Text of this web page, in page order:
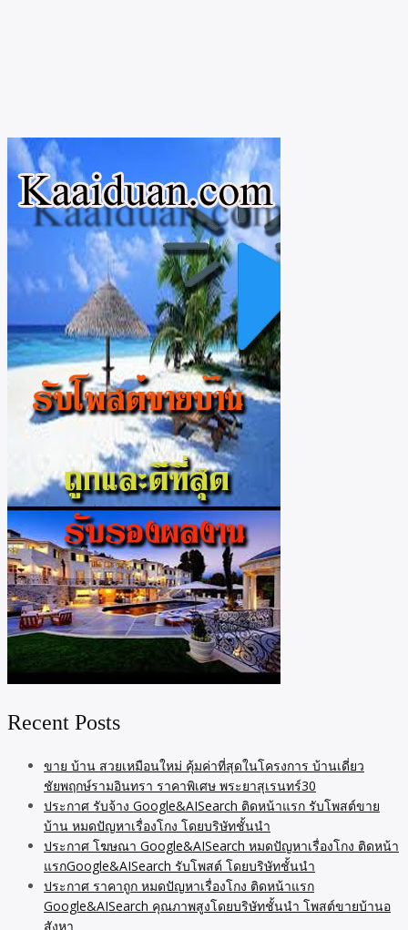
Recent Posts
ขาย บ้าน สวยเหมือนใหม่ คุ้มค่าที่สุดในโครงการ บ้านเดี่ยว
ชัยพฤกษ์รามอินทรา ราคาพิเศษ พระยาสุเรนทร์30
ประกาศ รับจ้าง Google&AISearch ติดหน้าแรก รับโพสต์ขาย
บ้าน หมดปัญหาเรื่องโกง โดยบริษัทชั้นนำ
ประกาศ โฆษณา Google&AISearch หมดปัญหาเรื่องโกง ติดหน้า
แรกGoogle&AISearch รับโพสต์ โดยบริษัทชั้นนำ
ประกาศ ราคาถูก หมดปัญหาเรื่องโกง ติดหน้าแรก
Google&AISearch คุณภาพสูงโดยบริษัทชั้นนำ โพสต์ขายบ้านอ
สังหา